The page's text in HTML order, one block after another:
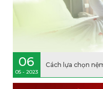
06
05 - 2023
Cách lựa chọn